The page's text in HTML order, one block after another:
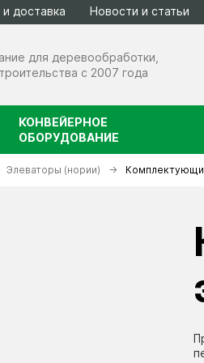
доставка Новости и статьи
для деревообработки,
с 2007 года
КОНВЕЙЕРНОЕ
ОБОРУДОВАНИЕ
Элеваторы (нории)